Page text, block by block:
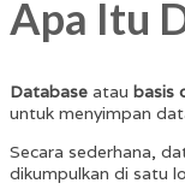
Apa Itu
Database atau basis
untuk menyimpan
Secara sederhana,
dikumpulkan di satu